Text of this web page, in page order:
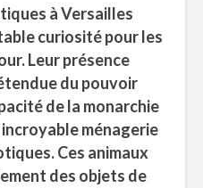
à Versailles
curiosité pour les
Leur présence
du pouvoir
de la monarchie
ménagerie
Ces animaux
des objets de